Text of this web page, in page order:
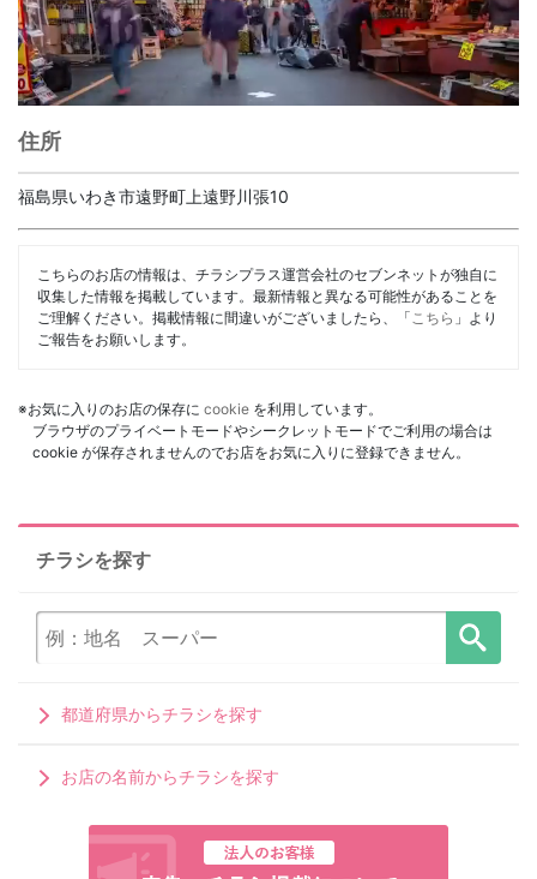
住所
福島県いわき市遠野町上遠野川張10
こちらのお店の情報は、チラシプラス運営会社のセブンネットが独自に
収集した情報を掲載しています。最新情報と異なる可能性があることを
ご理解ください。掲載情報に間違いがございましたら、「 こちら 」より
ご報告をお願いします。
※お気に入りのお店の保存に cookie を利用しています。
ブラウザのプライベートモードやシークレットモードでご利用の場合は
cookie が保存されませんのでお店をお気に入りに登録できません。
チラシを探す
都道府県からチラシを探す
お店の名前からチラシを探す